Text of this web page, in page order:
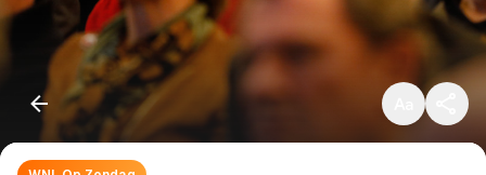
Klein
Standaard
Groot